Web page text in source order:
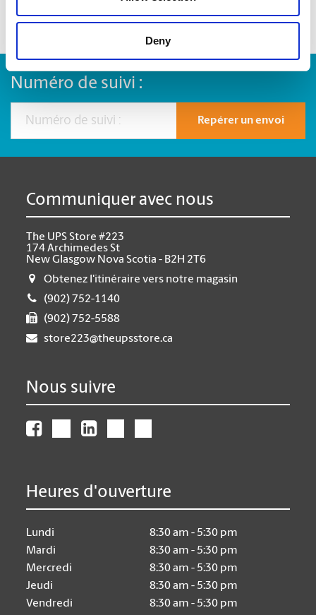
Deny
Numéro de suivi :
Repérer un envoi
Communiquer avec nous
The UPS Store #223
174 Archimedes St
New Glasgow Nova Scotia - B2H 2T6
Obtenez l'itinéraire vers notre magasin
(902) 752-1140
(902) 752-5588
store223@theupsstore.ca
Nous suivre
Heures d'ouverture
Lundi
8:30 am - 5:30 pm
Mardi
8:30 am - 5:30 pm
Mercredi
8:30 am - 5:30 pm
Jeudi
8:30 am - 5:30 pm
Vendredi
8:30 am - 5:30 pm